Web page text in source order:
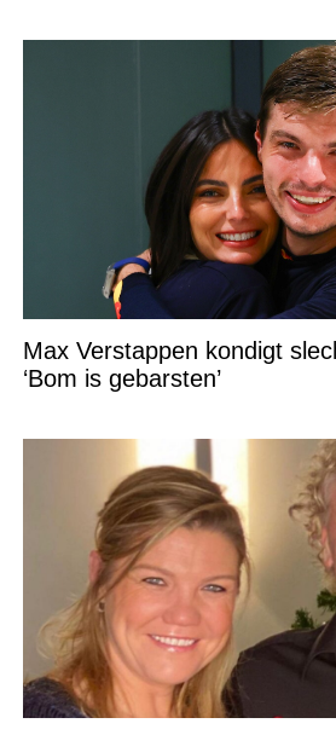
Max Verstappen kondigt
‘Bom is gebarsten’